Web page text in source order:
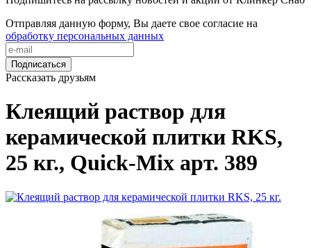
Отправляя данную форму, Вы даете свое согласие на
обработку персональных данных
Подписаться
Рассказать друзьям
Клеящий раствор для
керамической плитки RKS,
25 кг., Quick-Mix арт. 389